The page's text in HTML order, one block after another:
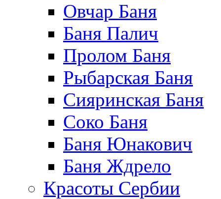
Овчар Баня
Баня Палич
Пролом Баня
Рыбарская Баня
Сияринская Баня
Соко Баня
Баня Юнакович
Баня Ждрело
Красоты Сербии